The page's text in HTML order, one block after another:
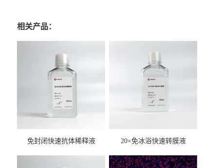
相关产品：
免封闭快速抗体稀释液 20×免冰浴快速转膜液